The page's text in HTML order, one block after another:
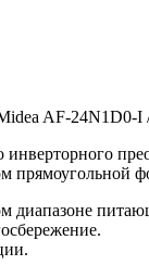
AF-24N1D0-I
инверторного
прямоугольной
диапазоне